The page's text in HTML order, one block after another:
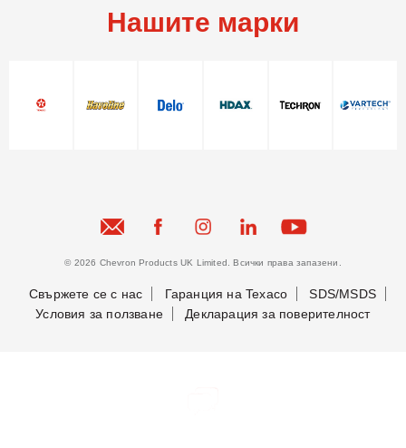
Нашите марки
© 2026 Chevron Products UK Limited. Всички права запазени.
Свържете се с нас Гаранция на Texaco
SDS/MSDS
Условия за ползване
Декларация за поверителност